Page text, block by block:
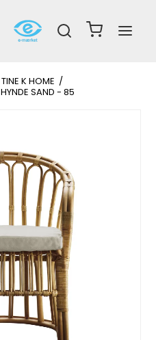
TINE K HOME /
SAND - 85